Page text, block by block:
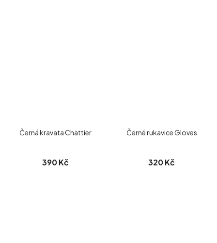
Černá kravata Chattier
390 Kč
Černé rukavice Gloves
320 Kč